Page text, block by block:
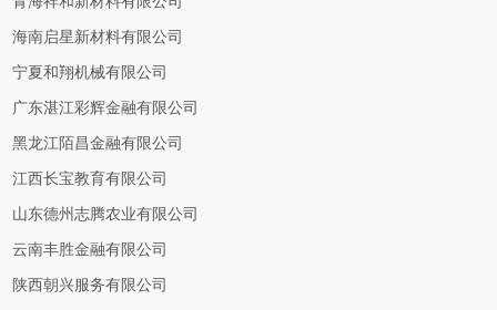
海南启星新材料有限公司
宁夏和翔机械有限公司
广东湛江彩辉金融有限公司
黑龙江陌昌金融有限公司
江西长宝教育有限公司
山东德州志腾农业有限公司
云南丰胜金融有限公司
陕西朝兴服务有限公司